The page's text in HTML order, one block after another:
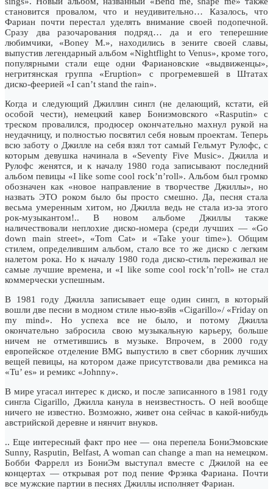
становится провалом, что и неудивительно… Казалось, что
Фариан почти перестал уделять внимание своей подопечной.
Сразу два разочарования подряд… да и его теперешние
любимчики, «Boney M.», находились в зените своей славы,
выпустив легендарный альбом «Nightflight to Venus», кроме того,
популярными стали еще одни Фариановские «выдвиженцы»,
негритянская группа «Eruption» c прогремевшей в Штатах
диско-феерией «I can’t stand the rain».
Когда и следующий Джиллин сингл (не делающий, кстати, ей
особой чести), немецкий кавер Бониэмовского «Rasputin» с
треском провалился, продюсер окончательно махнул рукой на
неудачницу, и полностью посвятил себя новым проектам. Теперь
всю заботу о Джилле на себя взял тот самый Гельмут Рулофс, с
которым девушка начинала в «Seventy Five Music». Джилла и
Рулофс женятся, и к началу 1980 года записывают последний
альбом певицы «I like some cool rock’n’roll». Альбом был громко
обозначен как «новое направление в творчестве Джиллы», но
назвать ЭТО роком было бы просто смешно. Да, песня стала
весьма умеренным хитом, но Джилла ведь не стала из-за этого
рок-музыкантом!.. В новом альбоме Джиллы также
наличествовали неплохие диско-номера (среди лучших — «Go
down main street», «Tom Cat» и «Take your time»). Общим
стилем, определившим альбом, стало все то же диско с легким
налетом рока. Но к началу 1980 года диско-стиль переживал не
самые лучшие времена, и «I like some cool rock’n’roll» не стал
коммерчески успешным.
В 1981 году Джилла записывает еще один сингл, в который
вошли две песни в модном стиле нью-вэйв «Cigarillo»/ «Friday on
my mind». Но успеха все не было, и потому Джилла
окончательно забросила свою музыкальную карьеру, больше
ничем не отметившись в музыке. Впрочем, в 2000 году
европейское отделение BMG выпустило в свет сборник лучших
вещей певицы, на котором даже присутствовали два ремикса на
«Tu’ es» и ремикс «Johnny».
В мире угасал интерес к диско, и после записанного в 1981 году
сингла Cigarillo, Джилла канула в неизвестность. О ней вообще
ничего не известно. Возможно, живет она сейчас в какой-нибудь
австрийской деревне и нянчит внуков.
.. Еще интересный факт про нее — она перепела БониЭмовские
Sunny, Rasputin, Belfast, A woman can change a man на немецком.
Бобби Фаррелл из БониЭм выступал вместе с Джилой на ее
концертах — открывая рот под пение Фрэнка Фариана. Почти
все мужские партии в песнях Джиллы исполняет Фариан.